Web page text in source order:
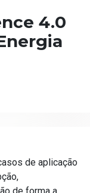
4.0
de aplicação